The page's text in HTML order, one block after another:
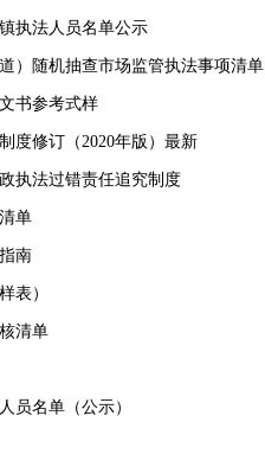
执法人员名单公示
）随机抽查市场监管执法事项清单
书参考式样
度修订（2020年版）最新
执法过错责任追究制度
单
南
表）
清单
员名单（公示）